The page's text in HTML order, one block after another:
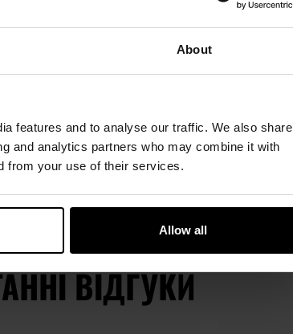
About
features and to analyse our traffic. We also share
and analytics partners who may combine it with
from your use of their services.
Allow all
ВІДГУКИ